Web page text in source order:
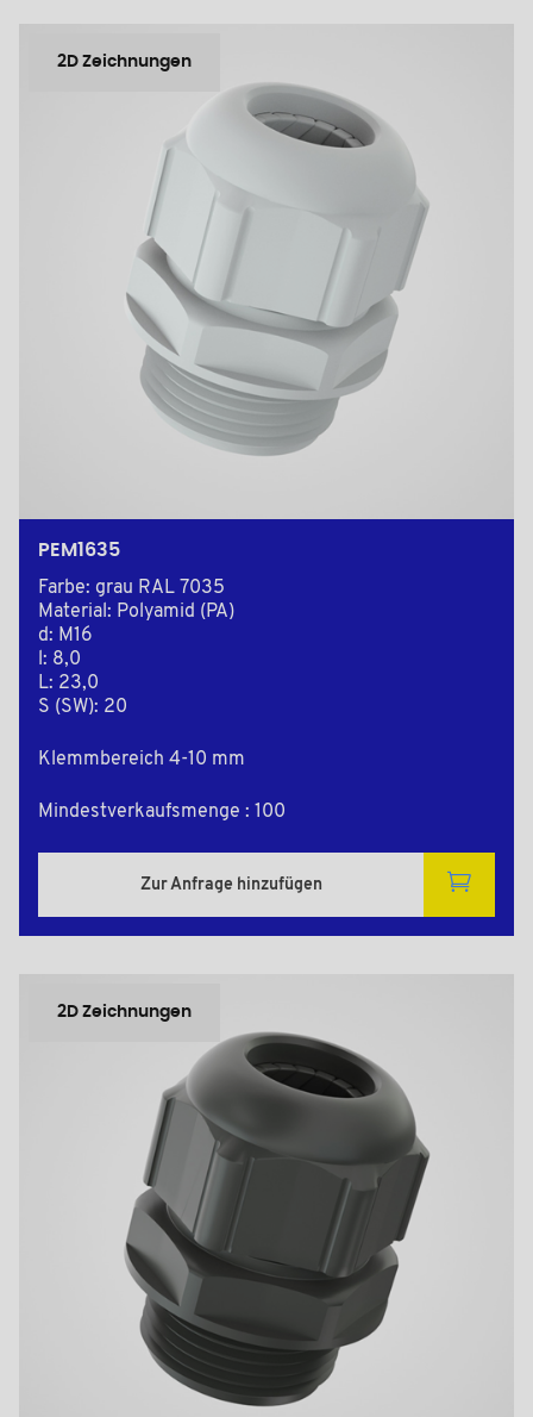
2D Zeichnungen
PEM1635
Farbe: grau RAL 7035
Material: Polyamid (PA)
d: M16
l: 8,0
L: 23,0
S (SW): 20
Klemmbereich 4-10 mm
Mindestverkaufsmenge : 100
Zur Anfrage hinzufügen
2D Zeichnungen